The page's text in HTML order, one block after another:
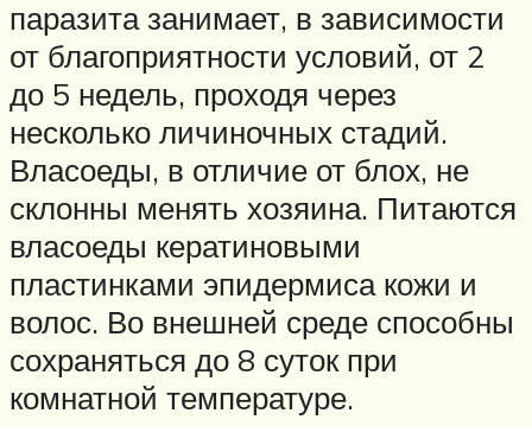
паразита занимает, в зависимости
от благоприятности условий, от 2
до 5 недель, проходя через
несколько личиночных стадий.
Власоеды, в отличие от блох, не
склонны менять хозяина. Питаются
власоеды кератиновыми
пластинками эпидермиса кожи и
волос. Во внешней среде способны
сохраняться до 8 суток при
комнатной температуре.